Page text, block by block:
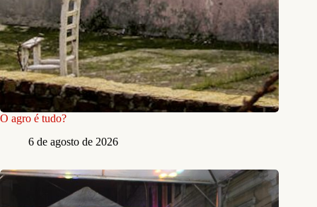
O agro é tudo?
6 de agosto de 2026